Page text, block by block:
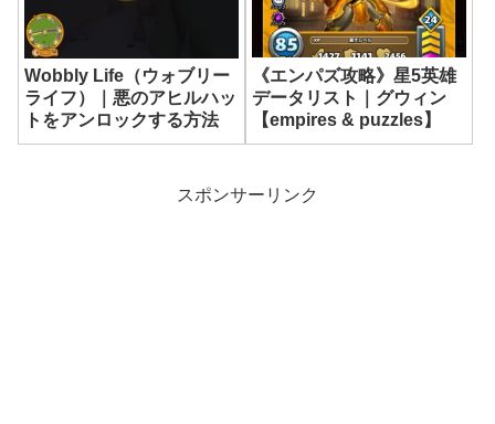
Wobbly Life（ウォブリー
ライフ）｜悪のアヒルハッ
トをアンロックする方法
《エンパズ攻略》星5英雄
データリスト｜グウィン
【empires & puzzles】
スポンサーリンク